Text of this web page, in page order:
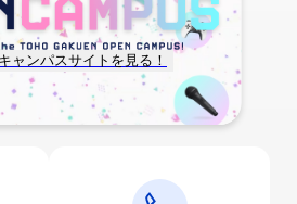
ャンパスサイトを見る！